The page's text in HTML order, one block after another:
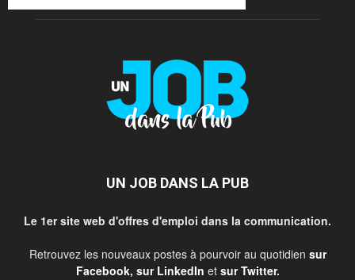
UN JOB DANS LA PUB
Le 1er site web d'offres d'emploi dans la communication.
Retrouvez les nouveaux postes à pourvoir au quotidien sur
Facebook, sur LinkedIn et sur Twitter.